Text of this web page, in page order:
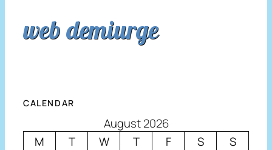
web demiurge
CALENDAR
August 2026
M
T W T F S
S